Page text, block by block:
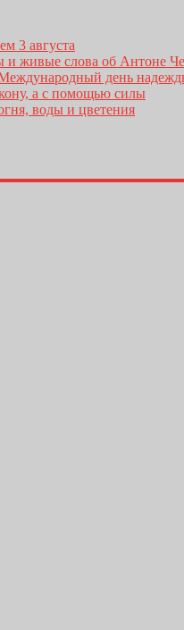
3 августа
и живые слова об Антоне
день
а с помощью силы
воды и цветения